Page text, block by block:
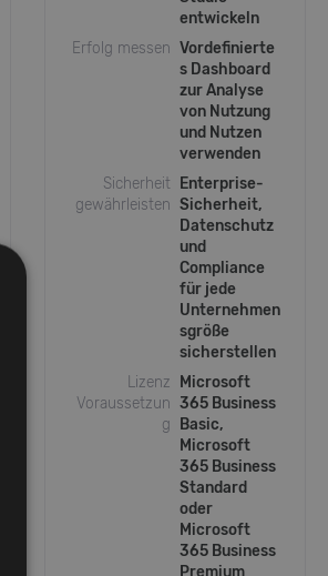
entwickeln
Erfolg messen Vordefinierte
s Dashboard
zur Analyse
von Nutzung
und Nutzen
verwenden
Sicherheit
gewährleisten
Enterprise-
Sicherheit,
Datenschutz
und
Compliance
für jede
Unternehmen
sgröße
sicherstellen
Lizenz
Voraussetzun
g
Microsoft
365 Business
Basic,
Microsoft
365 Business
Standard
oder
Microsoft
365 Business
Premium